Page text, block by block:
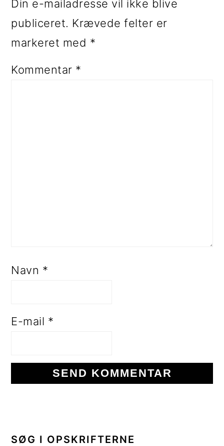
Din e-mailadresse vil ikke blive
publiceret. Krævede felter er
markeret med *
Kommentar *
Navn *
E-mail *
SIDEBAR
SØG I OPSKRIFTERNE